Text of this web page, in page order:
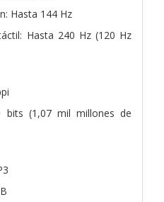
Hasta 144 Hz
Hasta 240 Hz (120 Hz
bits (1,07 mil millones de